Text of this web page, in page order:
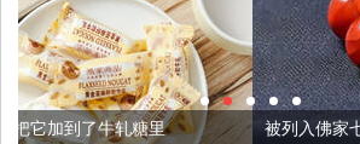
被列入佛家七宝的它到底有多美？